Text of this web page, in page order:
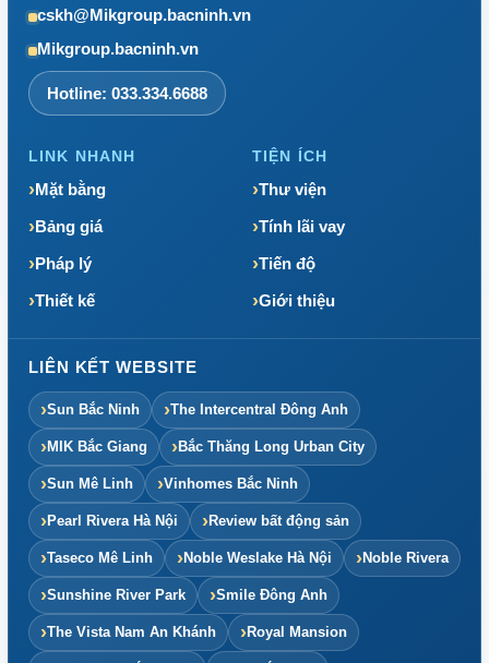
cskh@Mikgroup.bacninh.vn
Mikgroup.bacninh.vn
Hotline: 033.334.6688
LINK NHANH
Mặt bằng
Bảng giá
Pháp lý
Thiết kế
TIỆN ÍCH
Thư viện
Tính lãi vay
Tiến độ
Giới thiệu
LIÊN KẾT WEBSITE
Sun Bắc Ninh The Intercentral Đông Anh
MIK Bắc Giang Bắc Thăng Long Urban City
Sun Mê Linh Vinhomes Bắc Ninh
Pearl Rivera Hà Nội Review bất động sản
Taseco Mê Linh Noble Weslake Hà Nội Noble Rivera
Sunshine River Park Smile Đông Anh
The Vista Nam An Khánh Royal Mansion